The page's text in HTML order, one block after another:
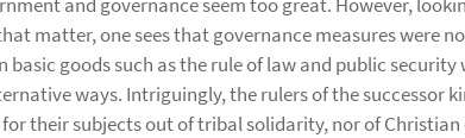
matter, one sees that governance measures were
goods such as the rule of law and public security
ways. Intriguingly, the rulers of the successor
their subjects out of tribal solidarity, nor of Christian